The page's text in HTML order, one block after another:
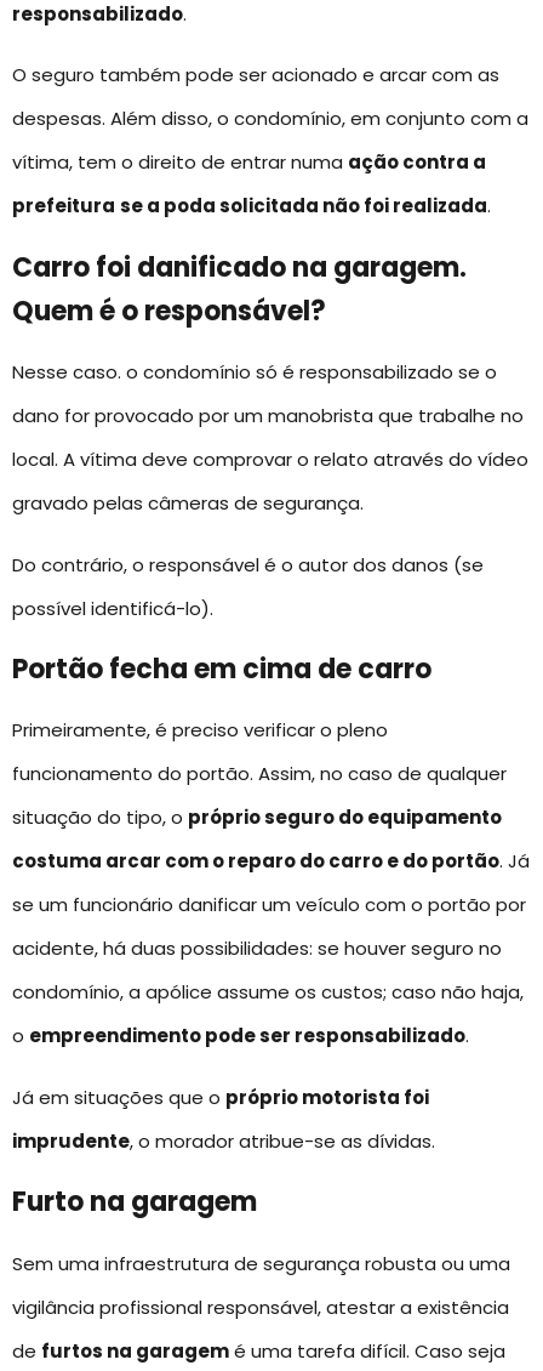
responsabilizado.
O seguro também pode ser acionado e arcar com as
despesas. Além disso, o condomínio, em conjunto com a
vítima, tem o direito de entrar numa ação contra a
prefeitura se a poda solicitada não foi realizada.
Carro foi danificado na garagem.
Quem é o responsável?
Nesse caso. o condomínio só é responsabilizado se o
dano for provocado por um manobrista que trabalhe no
local. A vítima deve comprovar o relato através do vídeo
gravado pelas câmeras de segurança.
Do contrário, o responsável é o autor dos danos (se
possível identificá-lo).
Portão fecha em cima de carro
Primeiramente, é preciso verificar o pleno
funcionamento do portão. Assim, no caso de qualquer
situação do tipo, o próprio seguro do equipamento
costuma arcar com o reparo do carro e do portão. Já
se um funcionário danificar um veículo com o portão por
acidente, há duas possibilidades: se houver seguro no
condomínio, a apólice assume os custos; caso não haja,
o empreendimento pode ser responsabilizado.
Já em situações que o próprio motorista foi
imprudente, o morador atribue-se as dívidas.
Furto na garagem
Sem uma infraestrutura de segurança robusta ou uma
vigilância profissional responsável, atestar a existência
de furtos na garagemé uma tarefa difícil. Caso seja